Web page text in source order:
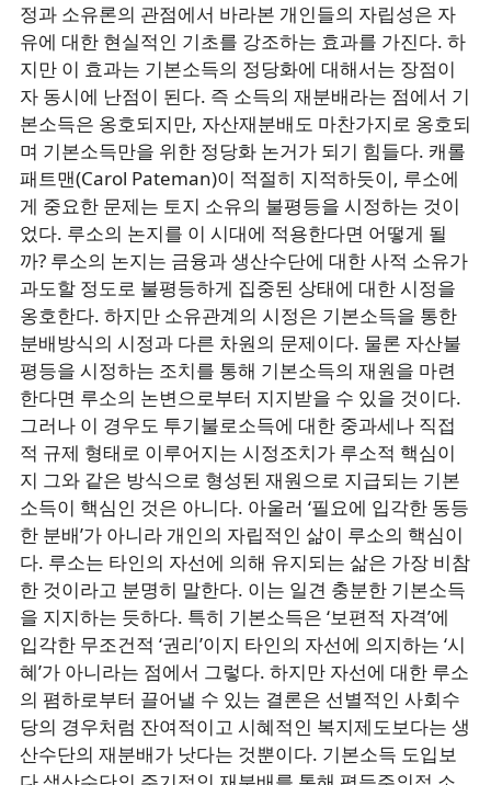
정과 소유론의 관점에서 바라본 개인들의 자립성은 자
유에 대한 현실적인 기초를 강조하는 효과를 가진다. 하
지만 이 효과는 기본소득의 정당화에 대해서는 장점이
자 동시에 난점이 된다. 즉 소득의 재분배라는 점에서 기
본소득은 옹호되지만, 자산재분배도 마찬가지로 옹호되
며 기본소득만을 위한 정당화 논거가 되기 힘들다. 캐롤
패트맨(Carol Pateman)이 적절히 지적하듯이, 루소에
게 중요한 문제는 토지 소유의 불평등을 시정하는 것이
었다. 루소의 논지를 이 시대에 적용한다면 어떻게 될
까? 루소의 논지는 금융과 생산수단에 대한 사적 소유가
과도할 정도로 불평등하게 집중된 상태에 대한 시정을
옹호한다. 하지만 소유관계의 시정은 기본소득을 통한
분배방식의 시정과 다른 차원의 문제이다. 물론 자산불
평등을 시정하는 조치를 통해 기본소득의 재원을 마련
한다면 루소의 논변으로부터 지지받을 수 있을 것이다.
그러나 이 경우도 투기불로소득에 대한 중과세나 직접
적 규제 형태로 이루어지는 시정조치가 루소적 핵심이
지 그와 같은 방식으로 형성된 재원으로 지급되는 기본
소득이 핵심인 것은 아니다. 아울러 ‘필요에 입각한 동등
한 분배’가 아니라 개인의 자립적인 삶이 루소의 핵심이
다. 루소는 타인의 자선에 의해 유지되는 삶은 가장 비참
한 것이라고 분명히 말한다. 이는 일견 충분한 기본소득
을 지지하는 듯하다. 특히 기본소득은 ‘보편적 자격’에
입각한 무조건적 ‘권리’이지 타인의 자선에 의지하는 ‘시
혜’가 아니라는 점에서 그렇다. 하지만 자선에 대한 루소
의 폄하로부터 끌어낼 수 있는 결론은 선별적인 사회수
당의 경우처럼 잔여적이고 시혜적인 복지제도보다는 생
산수단의 재분배가 낫다는 것뿐이다. 기본소득 도입보